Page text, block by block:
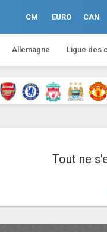
CM EURO CAN
Allemagne Ligue des
Tout ne